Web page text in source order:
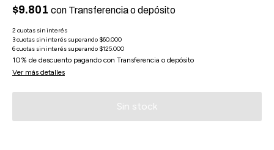
$9.801 con Transferencia o depósito
10% de descuento pagando con Transferencia o depósito
Ver más detalles